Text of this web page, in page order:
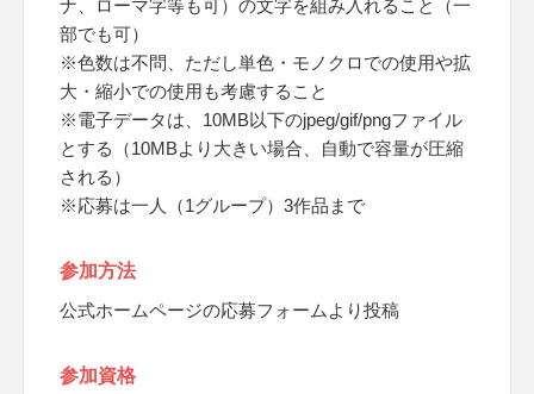
ナ、ローマ字等も可）の文字を組み入れること（一
部でも可）
※色数は不問、ただし単色・モノクロでの使用や拡
大・縮小での使用も考慮すること
※電子データは、10MB以下のjpeg/gif/pngファイル
とする（10MBより大きい場合、自動で容量が圧縮
される）
※応募は一人（1グループ）3作品まで
参加方法
公式ホームページの応募フォームより投稿
参加資格